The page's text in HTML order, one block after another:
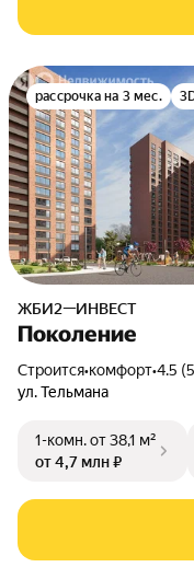
рассрочка на 3 мес.
ЖБИ2—ИНВЕСТ
Поколение
Строится•комфорт•4.5
ул. Тельмана
1-комн.от 38,1 м²
от 4,7 млн ₽